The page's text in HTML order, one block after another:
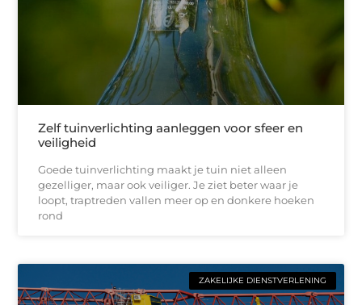
Zelf tuinverlichting aanleggen voor sfeer en
veiligheid
Goede tuinverlichting maakt je tuin niet alleen
gezelliger, maar ook veiliger. Je ziet beter waar je
loopt, traptreden vallen meer op en donkere hoeken
rond
ZAKELIJKE DIENSTVERLENING